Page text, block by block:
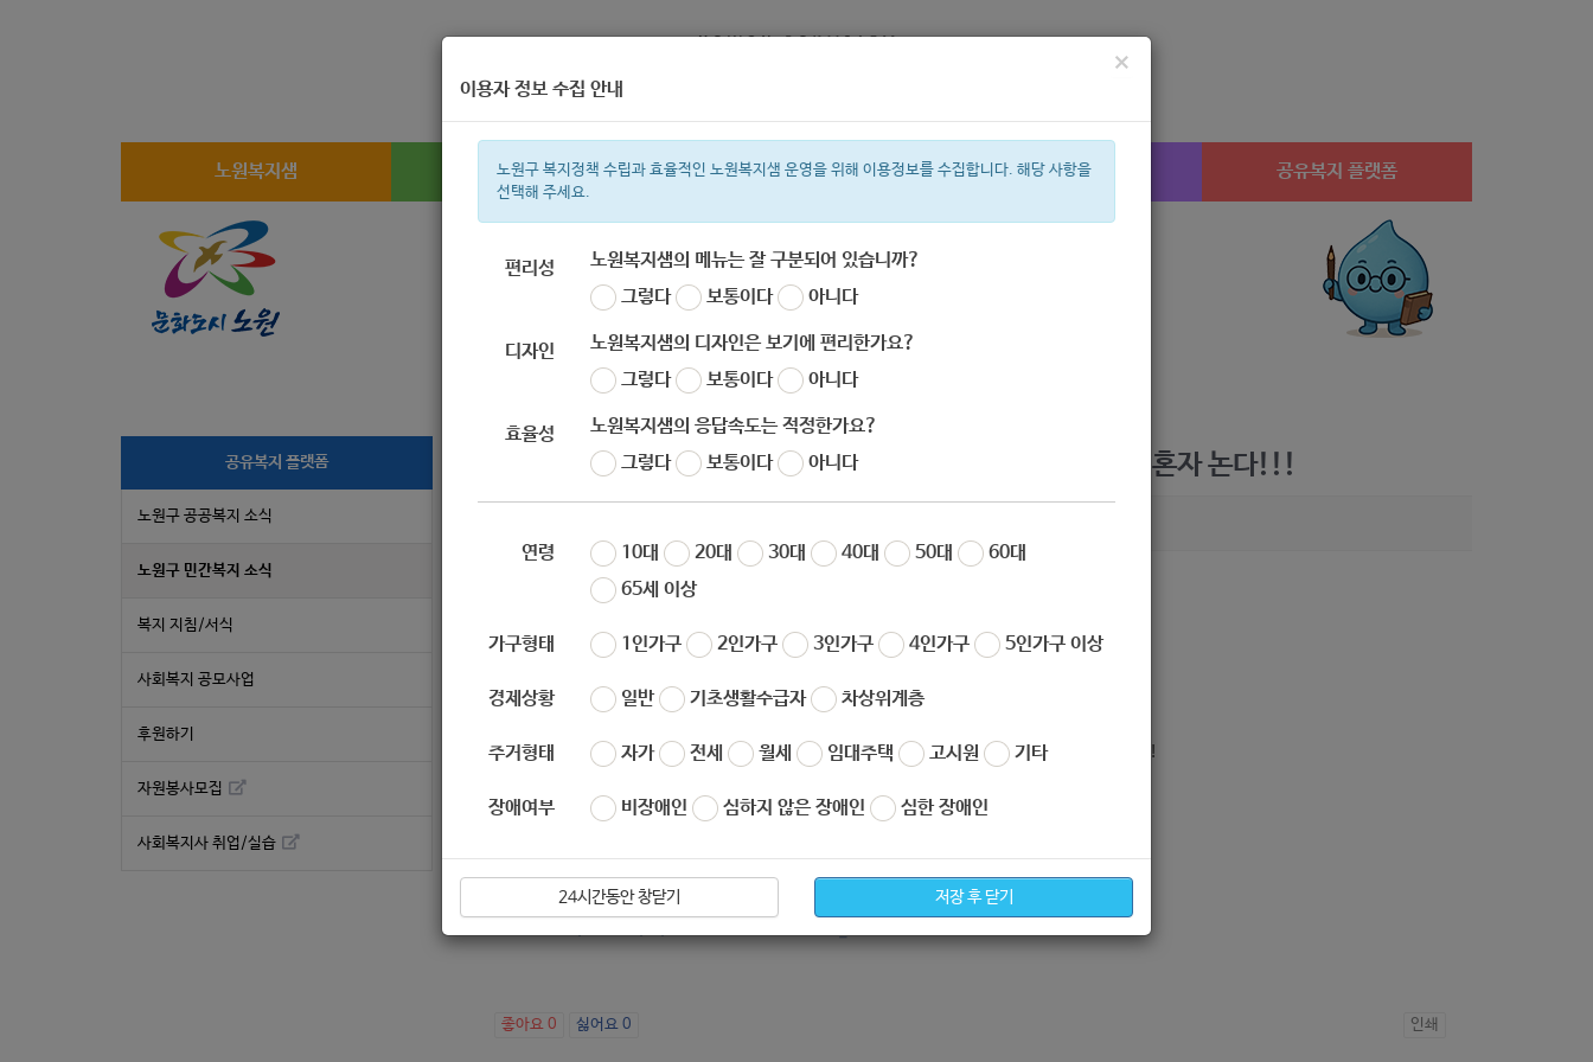
노원복지샘 복지정보 복지서비스 신청 복지시설찾기 공유복지 플랫폼
복지관 지원금 이용시설 ìº 성민복지관 공모 월세 체육
×
이용자 정보 수집 안내
노원구 복지정책 수립과 효율적인 노원복지샘 운영을 위해 이용정보를 수집합니다. 해당 사항을
선택해 주세요.
편리성
노원복지샘의 메뉴는 잘 구분되어 있습니까?
그렇다
보통이다 아니다
디자인
노원복지샘의 디자인은 보기에 편리한가요?
그렇다
보통이다 아니다
효율성
노원복지샘의 응답속도는 적정한가요?
그렇다
보통이다 아니다
연령 10대 20대 30대 40대 50대
60대
65세 이상
가구형태 1인가구 2인가구 3인가구 4인가구 5인가구 이상
경제상황 일반 기초생활수급자 차상위계층
주거형태 자가 전세 월세 임대주택 고시원 기타
장애여부 비장애인 심하지 않은 장애인 심한 장애인
24시간동안 창닫기 저장 후 닫기
공유복지 플랫폼
노원구 공공복지 소식
노원구 민간복지 소식
복지 지침/서식
사회복지 공모사업
후원하기
자원봉사모집
사회복지사 취업/실습
[하계종합사회복지관] 집에서 즐기는 놀이프로그램?! - 나 혼자 논다!!!
코로나 때문에 외출이 어려운 상황
집에서 홀로 심심하시죠??!
집에서도 즐길 수 있는 '나 혼자 논다' 놀이프로그램을 준비했습니다!
네이버 밴드 '하계복지관 나 혼자 논다' 검색하셔서 가입하시고 미션을 참여해주세요!
↓↓↓
7월 26일~8월 10일 놀이미션(홈드민턴) 공개 링크 확인!!
https://blog.naver.com/doggy-poo/222038343663)
좋아요 0 싫어요 0 인쇄